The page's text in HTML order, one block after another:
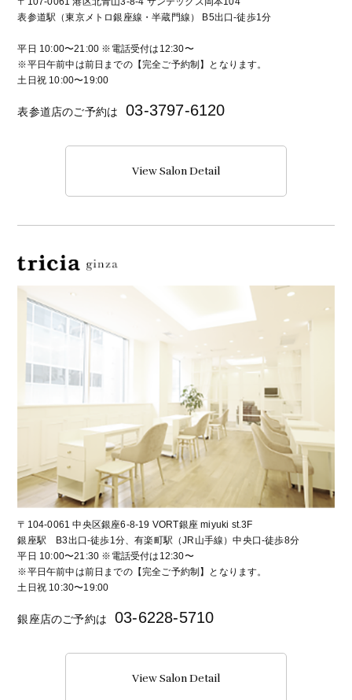
表参道駅（東京メトロ銀座線・半蔵門線） B5出口-徒歩1分
平日 10:00〜21:00 ※電話受付は12:30〜
※平日午前中は前日までの【完全ご予約制】となります。
土日祝 10:00〜19:00
表参道店のご予約は 03-3797-6120
View Salon Detail
〒104-0061 中央区銀座6-8-19 VORT銀座 miyuki st.3F
銀座駅 B3出口-徒歩1分、有楽町駅（JR山手線）中央口-徒歩8分
平日 10:00〜21:30 ※電話受付は12:30〜
※平日午前中は前日までの【完全ご予約制】となります。
土日祝 10:30〜19:00
銀座店のご予約は 03-6228-5710
View Salon Detail